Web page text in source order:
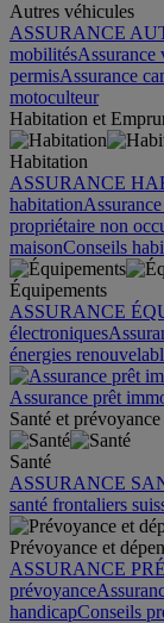
Autres véhicules
ASSURANCE
mobilitésAssurance
permisAssurance
motoculteur
Habitation et
Habitation
ASSURANCE
habitation
propriétaire non
maisonConseils
Équipements
ASSURANCE
électroniques
énergies
Assurance prêt
Santé et prévoyance
Santé
ASSURANCE
santé frontaliers
Prévoyance et
ASSURANCE
prévoyance
handicapConseils